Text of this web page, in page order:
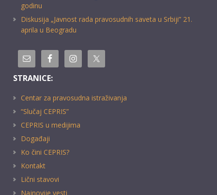
godinu
Diskusija „Javnost rada pravosudnih saveta u Srbiji” 21.
aprila u Beogradu
STRANICE:
Centar za pravosudna istraživanja
“Slučaj CEPRIS”
CEPRIS u medijima
Događaji
Ko čini CEPRIS?
Kontakt
Lični stavovi
Najnovije vesti